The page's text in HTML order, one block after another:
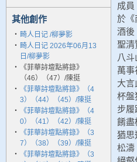
其他創作
‧ 畸人日记 /柳夢影
‧ 畸人日记 2026年06月13
日/柳夢影
‧
《菲華詩壇點將錄》
（46）（47）/陳挺
‧
《菲華詩壇點將錄》（4
3）（44）（45）/陳挺
‧
《菲華詩壇點將錄》（4
0）（41）（42）/陳挺
‧
《菲華詩壇點將錄》（3
7）（38）（39）/陳挺
‧
《菲華詩壇點將錄》（3
成
於《
酒後
聖清
八斗
萬事
大言
杯盤
步履
餚盡
猶思
松濤